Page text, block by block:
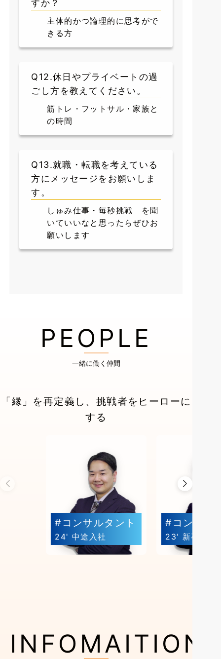
すか？
主体的かつ論理的に思考がで
きる方
Q12.休日やプライベートの過
ごし方を教えてください。
筋トレ・フットサル・家族と
の時間
Q13.就職・転職を考えている
方にメッセージをお願いしま
す。
しゅみ仕事・毎秒挑戦 を聞
いていいなと思ったらぜひお
願いします
PEOPLE
一緒に働く仲間
「縁 」を再定義し、挑戦者をヒーローに
する
#コンサルタント
24' 中途入社
#コンサル
23' 新卒入社
INFOMAITION